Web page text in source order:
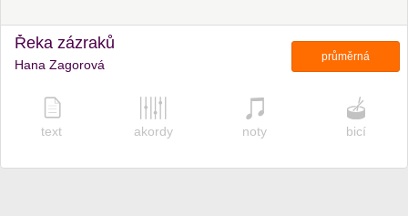
Řeka zázraků
Hana Zagorová
průměrná
text akordy noty bicí